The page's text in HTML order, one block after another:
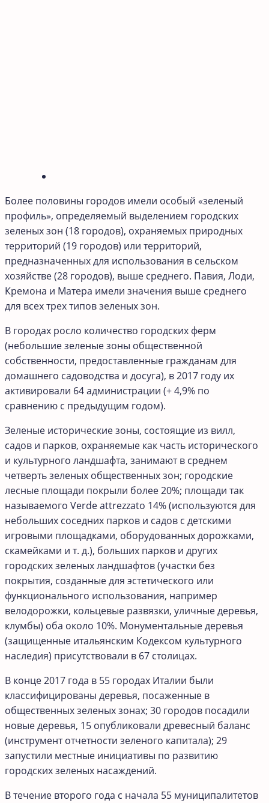
Более половины городов имели особый «зеленый
профиль», определяемый выделением городских
зеленых зон (18 городов), охраняемых природных
территорий (19 городов) или территорий,
предназначенных для использования в сельском
хозяйстве (28 городов), выше среднего. Павия, Лоди,
Кремона и Матера имели значения выше среднего
для всех трех типов зеленых зон.
В городах росло количество городских ферм
(небольшие зеленые зоны общественной
собственности, предоставленные гражданам для
домашнего садоводства и досуга), в 2017 году их
активировали 64 администрации (+ 4,9% по
сравнению с предыдущим годом).
Зеленые исторические зоны, состоящие из вилл,
садов и парков, охраняемые как часть исторического
и культурного ландшафта, занимают в среднем
четверть зеленых общественных зон; городские
лесные площади покрыли более 20%; площади так
называемого Verde attrezzato 14% (используются для
небольших соседних парков и садов с детскими
игровыми площадками, оборудованных дорожками,
скамейками и т. д.), больших парков и других
городских зеленых ландшафтов (участки без
покрытия, созданные для эстетического или
функционального использования, например
велодорожки, кольцевые развязки, уличные деревья,
клумбы) оба около 10%. Монументальные деревья
(защищенные итальянским Кодексом культурного
наследия) присутствовали в 67 столицах.
В конце 2017 года в 55 городах Италии были
классифицированы деревья, посаженные в
общественных зеленых зонах; 30 городов посадили
новые деревья, 15 опубликовали древесный баланс
(инструмент отчетности зеленого капитала); 29
запустили местные инициативы по развитию
городских зеленых насаждений.
В течение второго года с начала 55 муниципалитетов